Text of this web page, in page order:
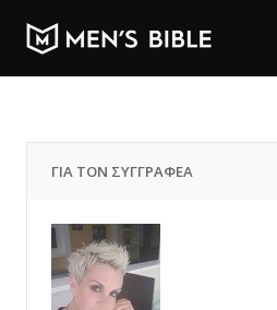
ΓΙΑ ΤΟΝ ΣΥΓΓΡΑΦΕΑ